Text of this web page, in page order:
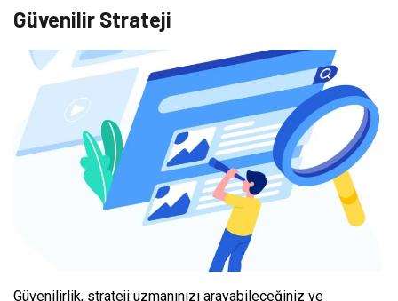
Güvenilir Strateji
Güvenilirlik, strateji uzmanınızı arayabileceğiniz ve